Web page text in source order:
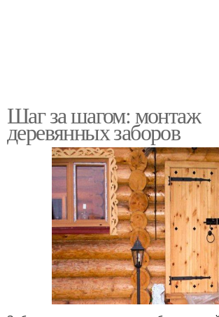
Шаг за шагом: монтаж
деревянных заборов